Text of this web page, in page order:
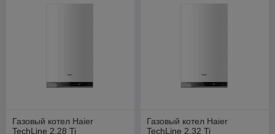
Газовый котел Haier
TechLine 2.28 Ti
Газовый котел Haier
TechLine 2.32 Ti